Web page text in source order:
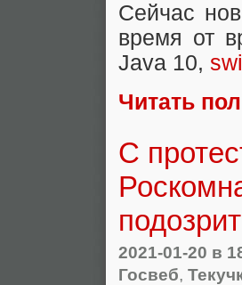
Сейчас
время от
Java 10,
Читать
С
2021-01-20 в
Госвеб,